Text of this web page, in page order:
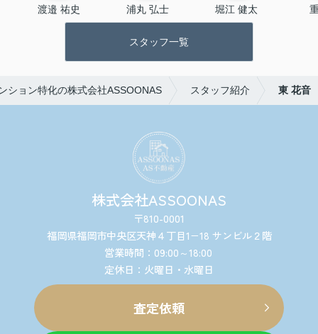
渡邉 祐史 浦丸 弘士 堀江 健太
スタッフ一覧
ション特化の株式会社ASSOONAS スタッフ紹介 東 花音
株式会社ASSOONAS
〒810-0001
福岡県福岡市中央区天神４丁目1−18 サンビル２階
営業時間：09:00～18:00
定休日：火曜日・水曜日
査定依頼